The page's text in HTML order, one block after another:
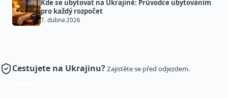
Kde se ubytovat na Ukrajině: Průvodce ubytováním
pro každý rozpočet
7. dubna 2026
Cestujete na Ukrajinu?Zajistěte se před odjezdem.